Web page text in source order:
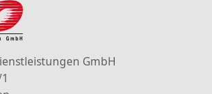
GmbH